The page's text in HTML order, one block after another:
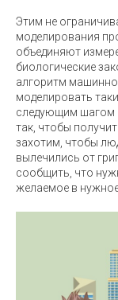
Этим не
моделирования
объединяют
биологические
алгоритм
моделировать
следующим шагом
так, чтобы
захотим, чтобы
вылечились от
сообщить, что
желаемое в